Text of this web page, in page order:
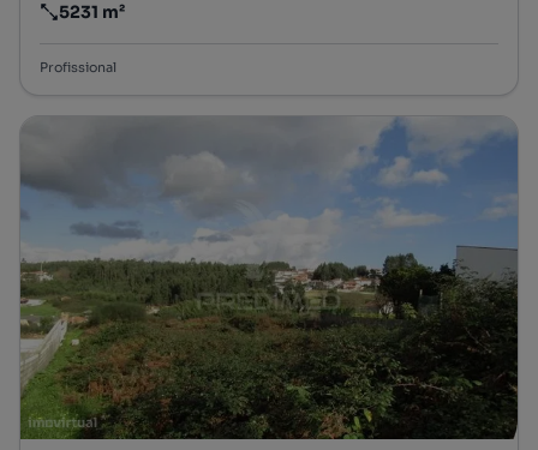
Preço por metro quadrado
5231 m²
Profissional